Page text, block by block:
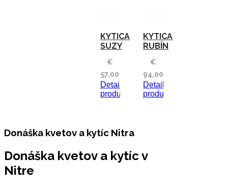
KYTICA
SUZY
€
57,00
Detaily
produktu
KYTICA
RUBÍN
€
94,00
Detaily
produktu
Donáška kvetov a kytíc Nitra
Donáška kvetov a kytíc v
Nitre